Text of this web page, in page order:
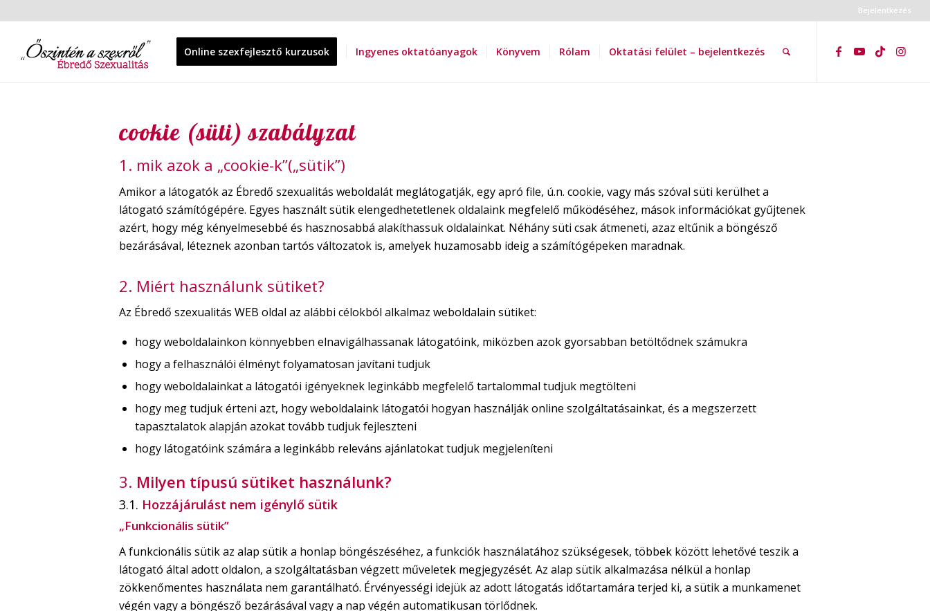
Bejelentkezés
Online szexfejlesztő kurzusok Ingyenes oktatóanyagok Könyvem Rólam Oktatási felület – bejelentkezés
cookie (süti) szabályzat
1. mik azok a „cookie-k”(„sütik”)
Amikor a látogatók az Ébredő szexualitás weboldalát meglátogatják, egy apró file, ú.n. cookie, vagy más szóval süti kerülhet a
látogató számítógépére. Egyes használt sütik elengedhetetlenek oldalaink megfelelő működéséhez, mások információkat gyűjtenek
azért, hogy még kényelmesebbé és hasznosabbá alakíthassuk oldalainkat. Néhány süti csak átmeneti, azaz eltűnik a böngésző
bezárásával, léteznek azonban tartós változatok is, amelyek huzamosabb ideig a számítógépeken maradnak.
2. Miért használunk sütiket?
Az Ébredő szexualitás WEB oldal az alábbi célokból alkalmaz weboldalain sütiket:
hogy weboldalainkon könnyebben elnavigálhassanak látogatóink, miközben azok gyorsabban betöltődnek számukra
hogy a felhasználói élményt folyamatosan javítani tudjuk
hogy weboldalainkat a látogatói igényeknek leginkább megfelelő tartalommal tudjuk megtölteni
hogy meg tudjuk érteni azt, hogy weboldalaink látogatói hogyan használják online szolgáltatásainkat, és a megszerzett
tapasztalatok alapján azokat tovább tudjuk fejleszteni
hogy látogatóink számára a leginkább releváns ajánlatokat tudjuk megjeleníteni
3. Milyen típusú sütiket használunk?
3.1. Hozzájárulást nem igénylő sütik
„Funkcionális sütik”
A funkcionális sütik az alap sütik a honlap böngészéséhez, a funkciók használatához szükségesek, többek között lehetővé teszik a
látogató által adott oldalon, a szolgáltatásban végzett műveletek megjegyzését. Az alap sütik alkalmazása nélkül a honlap
zökkenőmentes használata nem garantálható. Érvényességi idejük az adott látogatás időtartamára terjed ki, a sütik a munkamenet
végén vagy a böngésző bezárásával vagy a nap végén automatikusan törlődnek.